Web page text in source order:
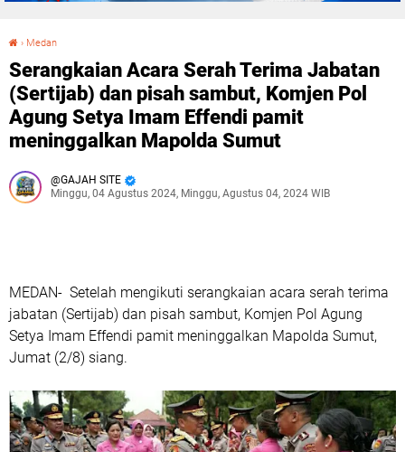
› Medan
Serangkaian Acara Serah Terima Jabatan
(Sertijab) dan pisah sambut, Komjen Pol
Agung Setya Imam Effendi pamit
meninggalkan Mapolda Sumut
GAJAH SITE
Minggu, 04 Agustus 2024, Minggu, Agustus 04, 2024 WIB
MEDAN- Setelah mengikuti serangkaian acara serah terima
jabatan (Sertijab) dan pisah sambut, Komjen Pol Agung
Setya Imam Effendi pamit meninggalkan Mapolda Sumut,
Jumat (2/8) siang.